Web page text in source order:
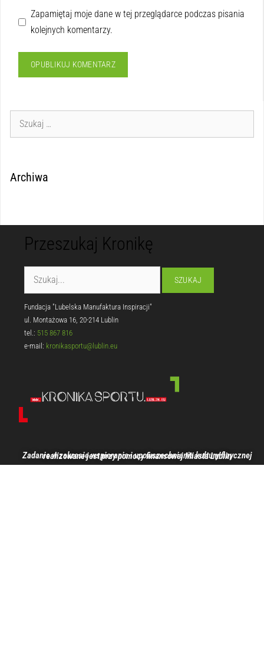
Zapamiętaj moje dane w tej przeglądarce podczas pisania
kolejnych komentarzy.
Archiwa
Przeszukaj Kronikę
Fundacja "Lubelska Manufaktura Inspiracji"
ul. Montażowa 16, 20-214 Lublin
tel.: 515 867 816
e-mail: kronikasportu@lublin.eu
Zadanie w zakresie wspierania i upowszechniania kultury fizycznej realizowane jest przy pomocy finansowej Miasta Lublin